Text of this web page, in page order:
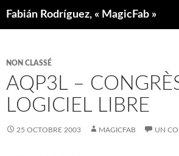
Fabián Rodríguez, « MagicFab »
NON CLASSÉ
AQP3L –
LOGICIEL LIBRE
25 OCTOBRE 2003 MAGICFAB UN